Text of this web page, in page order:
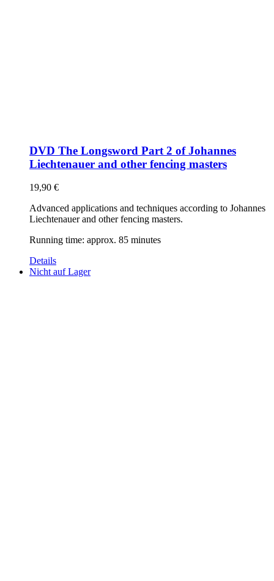
DVD The Longsword Part 2 of Johannes
Liechtenauer and other fencing masters
19,90 €
Advanced applications and techniques according to Johannes
Liechtenauer and other fencing masters.
Running time: approx. 85 minutes
Details
Nicht auf Lager